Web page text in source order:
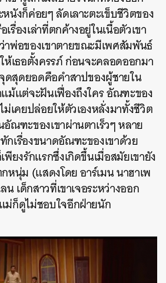
นังก็ค่อยๆ ลัดเลาะตะเข็บชีวิตของ
รื่องเล่าที่ตกค้างอยู่ในเนื้อตัวเขา
าพ่อของเขาตายขณะมีเพศสัมพันธ์
ห้เธอตั้งครรภ์ ก่อนจะคลอดออกมา
จุดสุดยอดคือคำสาปของผู้ชายใน
ม้แต่จะฝันเฟื่องถึงใคร อัณฑะของ
ม่เคยปล่อยให้ตัวเองหลั่งมาทั้งชีวิต
ณฑะของเขาผ่านตาเร็วๆ หลาย
กเรื่องขนาดอัณฑะของเขาด้วย
ยงรักแรกซึ่งเกิดขึ้นเมื่อสมัยเขายัง
หนุ่ม (แสดงโดย อาร์เมน นาฮาเพ
น เด็กสาวที่เขาเจอระหว่างออก
ม่ก็ดูไม่ชอบใจอีกฝ่ายนัก